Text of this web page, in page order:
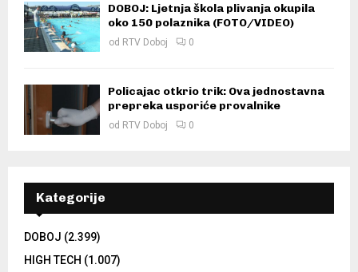
DOBOJ: Ljetnja škola plivanja okupila
oko 150 polaznika (FOTO/VIDEO)
od RTV Doboj 0
Policajac otkrio trik: Ova jednostavna
prepreka usporiće provalnike
od RTV Doboj 0
Kategorije
DOBOJ (2.399)
HIGH TECH (1.007)